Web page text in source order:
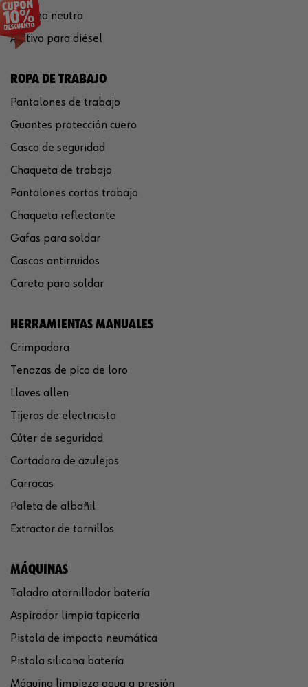
Silicona neutra
Aditivo para diésel
ROPA DE TRABAJO
Pantalones de trabajo
Guantes protección cuero
Casco de seguridad
Chaqueta de trabajo
Pantalones cortos trabajo
Chaqueta reflectante
Gafas para soldar
Cascos antirruidos
Careta para soldar
HERRAMIENTAS MANUALES
Crimpadora
Tenazas de pico de loro
Llaves allen
Tijeras de electricista
Cúter de seguridad
Cortadora de azulejos
Carracas
Paleta de albañil
Extractor de tornillos
MÁQUINAS
Taladro atornillador batería
Aspirador limpia tapicería
Pistola de impacto neumática
Pistola silicona batería
Máquina limpieza agua a presión